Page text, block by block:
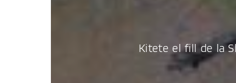
Kitete el fill de la